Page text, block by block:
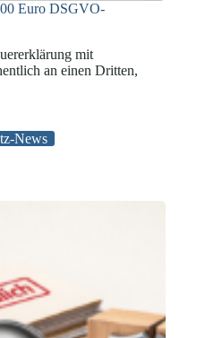
Euro DSGVO-
mit
an einen Dritten,
News